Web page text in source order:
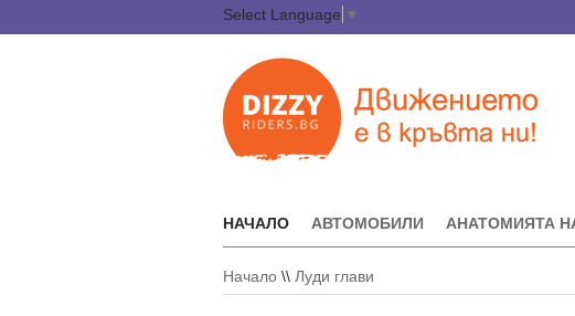
Select Language ▼
НАЧАЛО АВТОМОБИЛИ АНАТОМИЯТА
Начало \\ Луди глави